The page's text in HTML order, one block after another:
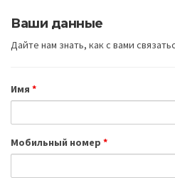
Ваши данные
Дайте нам знать, как с вами
Имя *
Мобильный номер *